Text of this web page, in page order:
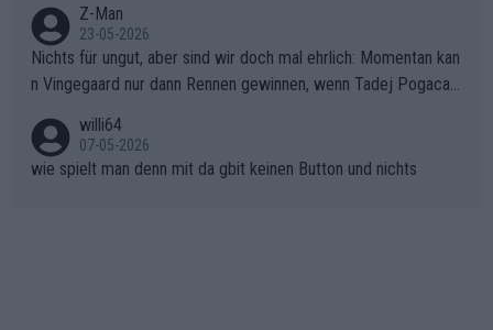
onkurrentin die "zweite Luft" schenkt, ist der Schaden am Ber
g kaum noch zu reparieren.Vor uns liegt nun das große Finale R
ichtung Nizza. Niewiadoma hat psychologisch Oberwasser, ab
er SD Worx und Vollering müssen jetzt All-In gehen. (gregman
n)
Z-Man
23-05-2026
Nichts für ungut, aber sind wir doch mal ehrlich: Momentan kan
n Vingegaard nur dann Rennen gewinnen, wenn Tadej Pogacar
willi64
07-05-2026
wie spielt man denn mit da gbit keinen Button und nichts